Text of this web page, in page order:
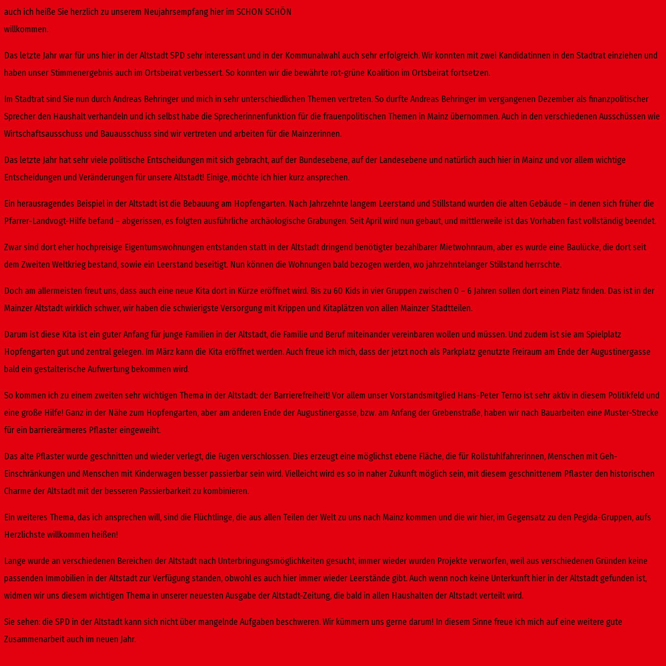
auch ich heiße Sie herzlich zu unserem Neujahrsempfang hier im SCHON SCHÖN
willkommen.
Das letzte Jahr war für uns hier in der Altstadt SPD sehr interessant und in der Kommunalwahl auch sehr erfolgreich. Wir konnten mit zwei Kandidatinnen in den Stadtrat einziehen und
haben unser Stimmenergebnis auch im Ortsbeirat verbessert. So konnten wir die bewährte rot-grüne Koalition im Ortsbeirat fortsetzen.
Im Stadtrat sind Sie nun durch Andreas Behringer und mich in sehr unterschiedlichen Themen vertreten. So durfte Andreas Behringer im vergangenen Dezember als finanzpolitischer
Sprecher den Haushalt verhandeln und ich selbst habe die Sprecherinnenfunktion für die frauenpolitischen Themen in Mainz übernommen. Auch in den verschiedenen Ausschüssen wie
Wirtschaftsausschuss und Bauausschuss sind wir vertreten und arbeiten für die Mainzerinnen.
Das letzte Jahr hat sehr viele politische Entscheidungen mit sich gebracht, auf der Bundesebene, auf der Landesebene und natürlich auch hier in Mainz und vor allem wichtige
Entscheidungen und Veränderungen für unsere Altstadt! Einige, möchte ich hier kurz ansprechen.
Ein herausragendes Beispiel in der Altstadt ist die Bebauung am Hopfengarten. Nach Jahrzehnte langem Leerstand und Stillstand wurden die alten Gebäude – in denen sich früher die
Pfarrer-Landvogt-Hilfe befand – abgerissen, es folgten ausführliche archäologische Grabungen. Seit April wird nun gebaut, und mittlerweile ist das Vorhaben fast vollständig beendet.
Zwar sind dort eher hochpreisige Eigentumswohnungen entstanden statt in der Altstadt dringend benötigter bezahlbarer Mietwohnraum, aber es wurde eine Baulücke, die dort seit
dem Zweiten Weltkrieg bestand, sowie ein Leerstand beseitigt. Nun können die Wohnungen bald bezogen werden, wo jahrzehntelanger Stillstand herrschte.
Doch am allermeisten freut uns, dass auch eine neue Kita dort in Kürze eröffnet wird. Bis zu 60 Kids in vier Gruppen zwischen 0 – 6 Jahren sollen dort einen Platz finden. Das ist in der
Mainzer Altstadt wirklich schwer, wir haben die schwierigste Versorgung mit Krippen und Kitaplätzen von allen Mainzer Stadtteilen.
Darum ist diese Kita ist ein guter Anfang für junge Familien in der Altstadt, die Familie und Beruf miteinander vereinbaren wollen und müssen. Und zudem ist sie am Spielplatz
Hopfengarten gut und zentral gelegen. Im März kann die Kita eröffnet werden. Auch freue ich mich, dass der jetzt noch als Parkplatz genutzte Freiraum am Ende der Augustinergasse
bald ein gestalterische Aufwertung bekommen wird.
So kommen ich zu einem zweiten sehr wichtigen Thema in der Altstadt: der Barrierefreiheit! Vor allem unser Vorstandsmitglied Hans-Peter Terno ist sehr aktiv in diesem Politikfeld und
eine große Hilfe! Ganz in der Nähe zum Hopfengarten, aber am anderen Ende der Augustinergasse, bzw. am Anfang der Grebenstraße, haben wir nach Bauarbeiten eine Muster-Strecke
für ein barriereärmeres Pflaster eingeweiht.
Das alte Pflaster wurde geschnitten und wieder verlegt, die Fugen verschlossen. Dies erzeugt eine möglichst ebene Fläche, die für Rollstuhlfahrerinnen, Menschen mit Geh-
Einschränkungen und Menschen mit Kinderwagen besser passierbar sein wird. Vielleicht wird es so in naher Zukunft möglich sein, mit diesem geschnittenem Pflaster den historischen
Charme der Altstadt mit der besseren Passierbarkeit zu kombinieren.
Ein weiteres Thema, das ich ansprechen will, sind die Flüchtlinge, die aus allen Teilen der Welt zu uns nach Mainz kommen und die wir hier, im Gegensatz zu den Pegida-Gruppen, aufs
Herzlichste willkommen heißen!
Lange wurde an verschiedenen Bereichen der Altstadt nach Unterbringungsmöglichkeiten gesucht, immer wieder wurden Projekte verworfen, weil aus verschiedenen Gründen keine
passenden Immobilien in der Altstadt zur Verfügung standen, obwohl es auch hier immer wieder Leerstände gibt. Auch wenn noch keine Unterkunft hier in der Altstadt gefunden ist,
widmen wir uns diesem wichtigen Thema in unserer neuesten Ausgabe der Altstadt-Zeitung, die bald in allen Haushalten der Altstadt verteilt wird.
Sie sehen: die SPD in der Altstadt kann sich nicht über mangelnde Aufgaben beschweren. Wir kümmern uns gerne darum! In diesem Sinne freue ich mich auf eine weitere gute
Zusammenarbeit auch im neuen Jahr.